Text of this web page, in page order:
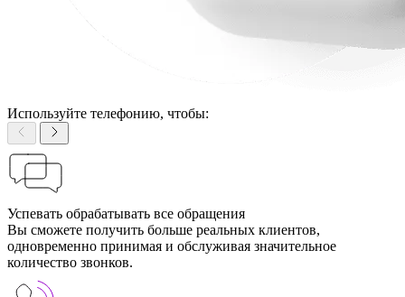
Используйте телефонию, чтобы:
Успевать обрабатывать все обращения
Вы сможете получить больше реальных клиентов,
одновременно принимая и обслуживая значительное
количество звонков.